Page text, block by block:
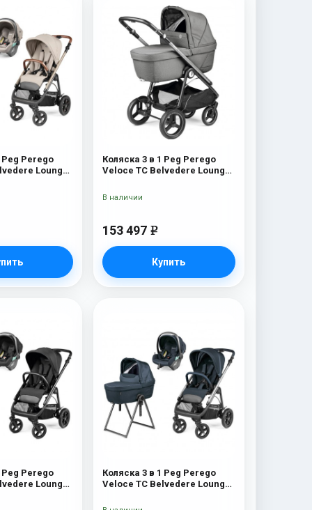
Peg Perego
Lounge
Коляска 3 в 1 Peg Perego
Veloce TC Belvedere Lounge
153 497 e
Купить
В наличии
Peg Perego
Lounge
Коляска 3 в 1 Peg Perego
Veloce TC Belvedere Lounge